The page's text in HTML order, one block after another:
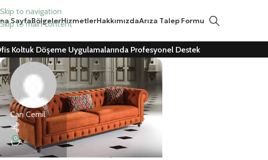
Skip to navigation
Skip to main content
SayfaBölgelerHizmetlerHakkımızdaArıza Talep Formu
Koltuk Döşeme Uygulamalarında Profesyonel Destek
Can Cemil
0